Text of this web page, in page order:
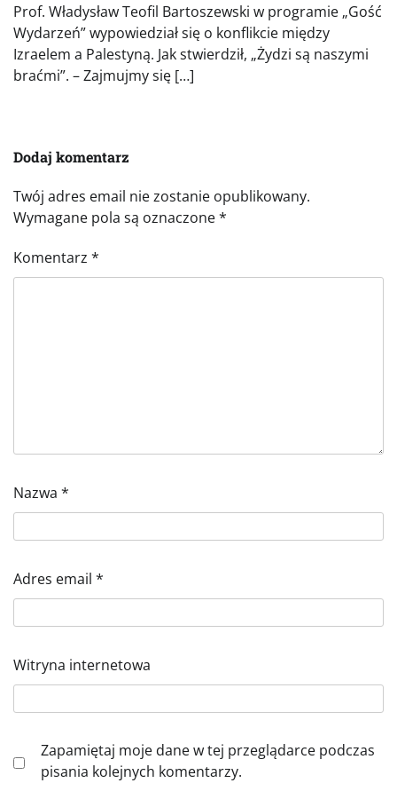
Prof. Władysław Teofil Bartoszewski w programie „Gość
Wydarzeń” wypowiedział się o konflikcie między
Izraelem a Palestyną. Jak stwierdził, „Żydzi są naszymi
braćmi”. – Zajmujmy się […]
Dodaj komentarz
Twój adres email nie zostanie opublikowany.
Wymagane pola są oznaczone*
Komentarz *
Nazwa *
Adres email *
Witryna internetowa
Zapamiętaj moje dane w tej przeglądarce podczas
pisania kolejnych komentarzy.